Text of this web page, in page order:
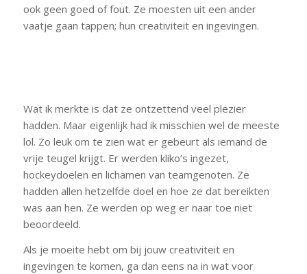
ook geen goed of fout. Ze moesten uit een ander
vaatje gaan tappen; hun creativiteit en ingevingen.
Wat ik merkte is dat ze ontzettend veel plezier
hadden. Maar eigenlijk had ik misschien wel de meeste
lol. Zo leuk om te zien wat er gebeurt als iemand de
vrije teugel krijgt. Er werden kliko’s ingezet,
hockeydoelen en lichamen van teamgenoten. Ze
hadden allen hetzelfde doel en hoe ze dat bereikten
was aan hen. Ze werden op weg er naar toe niet
beoordeeld.
Als je moeite hebt om bij jouw creativiteit en
ingevingen te komen, ga dan eens na in wat voor